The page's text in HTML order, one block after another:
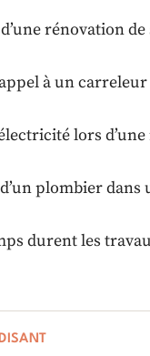
rénovation de
à un carreleur
lors
plombier dans
durent les